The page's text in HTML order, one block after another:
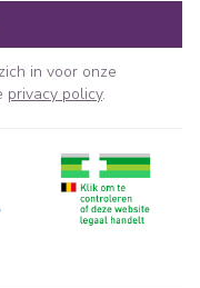
in voor onze
privacy policy.